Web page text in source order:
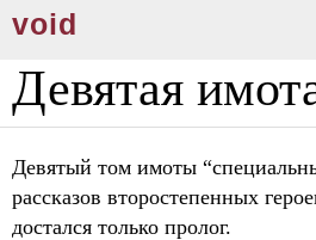
void
Девятая
Девятый том имоты
рассказов второстепенных
достался только пролог.